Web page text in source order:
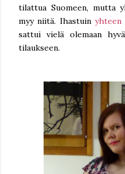
tilattua Suomeen, mutta
myy niitä. Ihastuinyhteen
sattui vielä olemaan
tilaukseen.